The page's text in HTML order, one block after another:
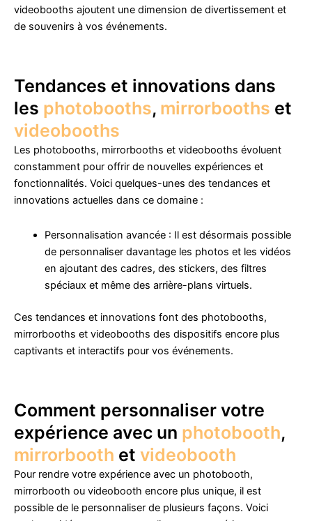
videobooths ajoutent une dimension de divertissement et
de souvenirs à vos événements.
Tendances et innovations dans
les photobooths, mirrorbooths et
videobooths
Les photobooths, mirrorbooths et videobooths évoluent
constamment pour offrir de nouvelles expériences et
fonctionnalités. Voici quelques-unes des tendances et
innovations actuelles dans ce domaine :
Personnalisation avancée : Il est désormais possible
de personnaliser davantage les photos et les vidéos
en ajoutant des cadres, des stickers, des filtres
spéciaux et même des arrière-plans virtuels.
Ces tendances et innovations font des photobooths,
mirrorbooths et videobooths des dispositifs encore plus
captivants et interactifs pour vos événements.
Comment personnaliser votre
expérience avec un photobooth,
mirrorbooth et videobooth
Pour rendre votre expérience avec un photobooth,
mirrorbooth ou videobooth encore plus unique, il est
possible de le personnaliser de plusieurs façons. Voici